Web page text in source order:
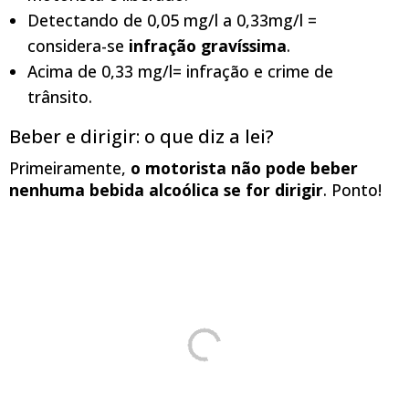
Detectando de 0,05 mg/l a 0,33mg/l =
considera-se infração gravíssima.
Acima de 0,33 mg/l= infração e crime de
trânsito.
Beber e dirigir: o que diz a lei?
Primeiramente, o motorista não pode beber
nenhuma bebida alcoólica se for dirigir. Ponto!